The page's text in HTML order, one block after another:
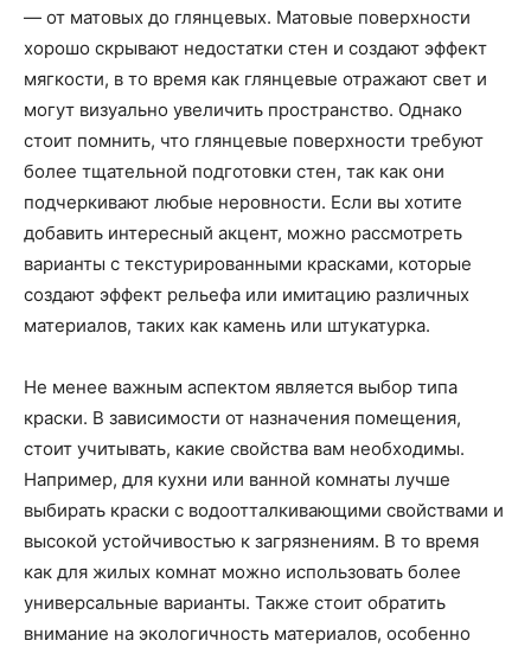
— от матовых до глянцевых. Матовые поверхности
хорошо скрывают недостатки стен и создают эффект
мягкости, в то время как глянцевые отражают свет и
могут визуально увеличить пространство. Однако
стоит помнить, что глянцевые поверхности требуют
более тщательной подготовки стен, так как они
подчеркивают любые неровности. Если вы хотите
добавить интересный акцент, можно рассмотреть
варианты с текстурированными красками, которые
создают эффект рельефа или имитацию различных
материалов, таких как камень или штукатурка.
Не менее важным аспектом является выбор типа
краски. В зависимости от назначения помещения,
стоит учитывать, какие свойства вам необходимы.
Например, для кухни или ванной комнаты лучше
выбирать краски с водоотталкивающими свойствами и
высокой устойчивостью к загрязнениям. В то время
как для жилых комнат можно использовать более
универсальные варианты. Также стоит обратить
внимание на экологичность материалов, особенно